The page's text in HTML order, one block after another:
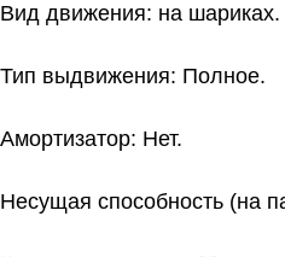
Вид движения: на шариках.
Тип выдвижения: Полное.
Амортизатор: Нет.
Несущая способность (на